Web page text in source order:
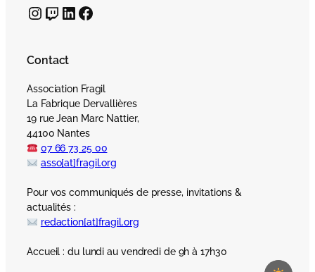
InstagramTwitch LinkedIn Facebook
Contact
Association Fragil
La Fabrique Dervallières
19 rue Jean Marc Nattier,
44100 Nantes
07 66 73 25 00
asso[at]fragil.org
Pour vos communiqués de presse, invitations &
actualités :
redaction[at]fragil.org
Accueil : du lundi au vendredi de 9h à 17h30